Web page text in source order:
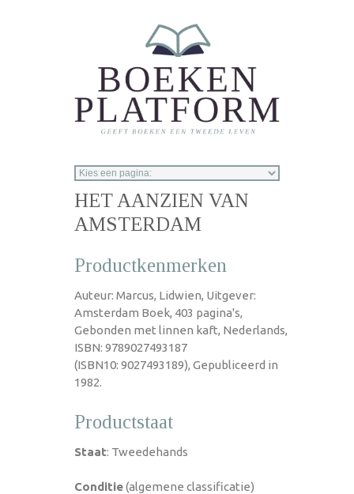
HET AANZIEN VAN
AMSTERDAM
Productkenmerken
Auteur: Marcus, Lidwien, Uitgever:
Amsterdam Boek, 403 pagina's,
Gebonden met linnen kaft, Nederlands,
ISBN: 9789027493187
(ISBN10: 9027493189), Gepubliceerd in
1982.
Productstaat
Staat: Tweedehands
Conditie(algemene classificatie)